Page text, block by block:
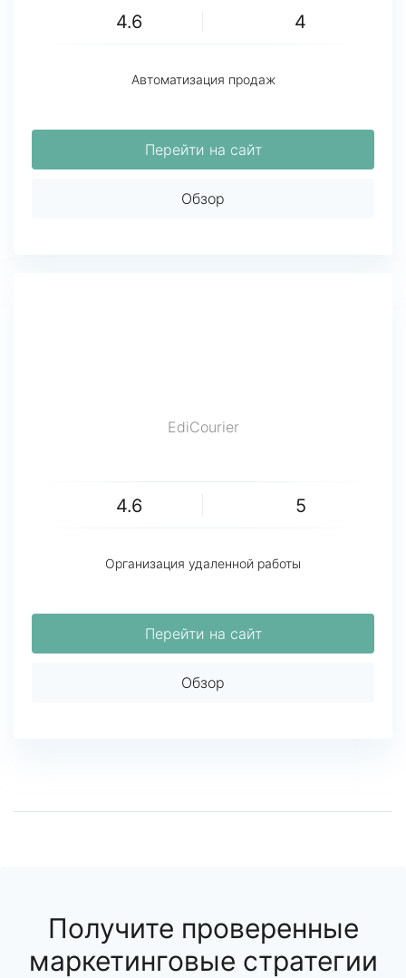
4.6 4
Автоматизация продаж
Перейти на сайт
Обзор
EdiCourier
4.6 5
Организация удаленной работы
Перейти на сайт
Обзор
Получите проверенные
маркетинговые стратегии